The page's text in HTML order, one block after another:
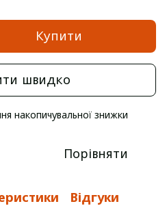
Купити
швидко
накопичувальної знижки
Порівняти
Відгуки